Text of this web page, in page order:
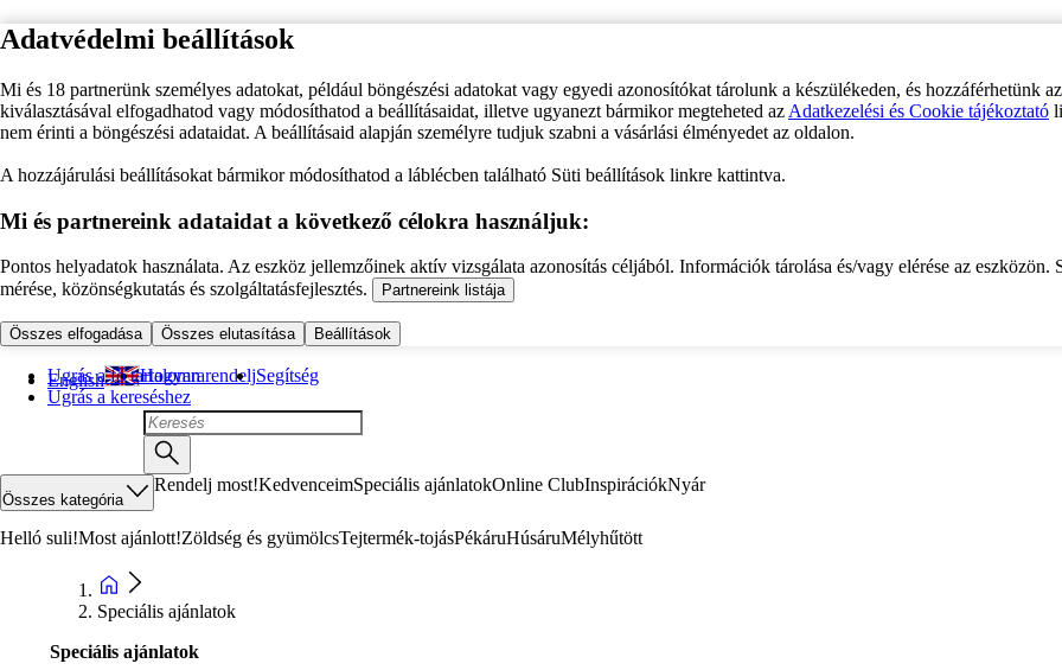
Adatvédelmi beállítások
Mi és 18 partnerünk személyes adatokat, például böngészési adatokat vagy egyedi azonosítókat tárolunk a készülékeden, és hozzáférhetünk
kiválasztásával elfogadhatod vagy módosíthatod a beállításaidat, illetve ugyanezt bármikor megteheted az Adatkezelési és Cookie tájékoztató
nem érinti a böngészési adataidat. A beállításaid alapján személyre tudjuk szabni a vásárlási élményedet az oldalon.
A hozzájárulási beállításokat bármikor módosíthatod a láblécben található Süti beállítások linkre kattintva.
Mi és partnereink adataidat a következő célokra használjuk:
Pontos helyadatok használata. Az eszköz jellemzőinek aktív vizsgálata azonosítás céljából. Információk tárolása és/vagy elérése az eszközön.
mérése, közönségkutatás és szolgáltatásfejlesztés.
Partnereink listája
Összes elfogadása Összes elutasítása Beállítások
Ugrás a fő tartalomra
Ugrás a kereséshez
English Hogyan rendeljSegítség
Összes kategória
Rendelj most!KedvenceimSpeciális ajánlatokOnline ClubInspirációkNyár
Helló suli!Most ajánlott!Zöldség és gyümölcsTejtermék-tojásPékáruHúsáruMélyhűtött
Speciális ajánlatok
Speciális ajánlatok